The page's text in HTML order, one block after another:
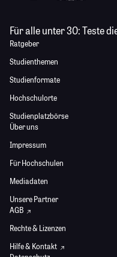
Für alle unter 30:Teste
Ratgeber
Studienthemen
Studienformate
Hochschulorte
Studienplatzbörse
Über uns
Impressum
Für Hochschulen
Mediadaten
Unsere Partner
AGB
Rechte & Lizenzen
Hilfe & Kontakt